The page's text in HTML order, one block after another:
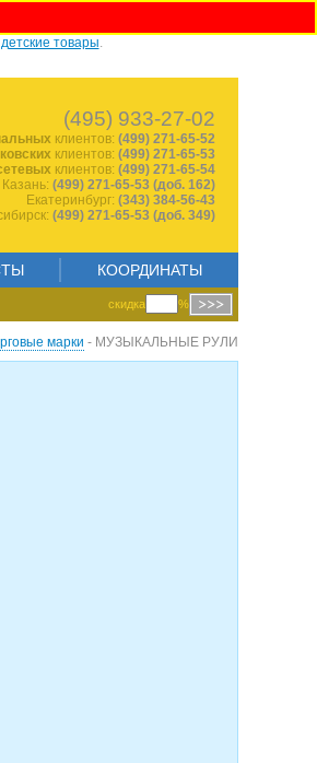
детские товары.
(495) 933-27-02
клиентов: (499) 271-65-52
клиентов: (499) 271-65-53
клиентов: (499) 271-65-54
Казань: (499) 271-65-53 (доб. 162)
Екатеринбург: (343) 384-56-43
(499) 271-65-53 (доб. 349)
КООРДИНАТЫ
скидка %
марки - МУЗЫКАЛЬНЫЕ РУЛИ